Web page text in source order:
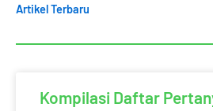
Artikel Terbaru
Kompilasi Daftar